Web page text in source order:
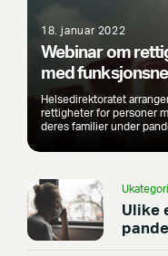
18. januar 2022
Webinar om
med
familier
Helsedirektoratet
rettigheter for personer
deres familier under
Ulike